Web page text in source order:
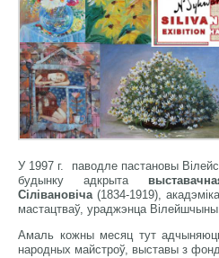
У 1997 г. паводле пастановы
будынку адкрыта
Сілівановіча(1834-1919),
мастацтваў, ураджэнца
Амаль кожны месяц тут
народных майстроў, выставы з